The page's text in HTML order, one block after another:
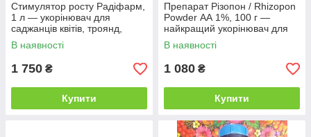
Стимулятор росту Радіфарм,
1 л — укорінювач для
саджанців квітів, троянд,
дерев, хвойних і овочевих
культур
В наявності
1 750 ₴
Купити
Препарат Різопон / Rhizopon
Powder АА 1%, 100 г —
найкращий укорінювач для
рослин, Rhizopon BV
В наявності
1 080 ₴
Купити